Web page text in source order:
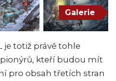
Galerie
je totiž právě tohle
kteří budou mít
pro obsah třetích stran